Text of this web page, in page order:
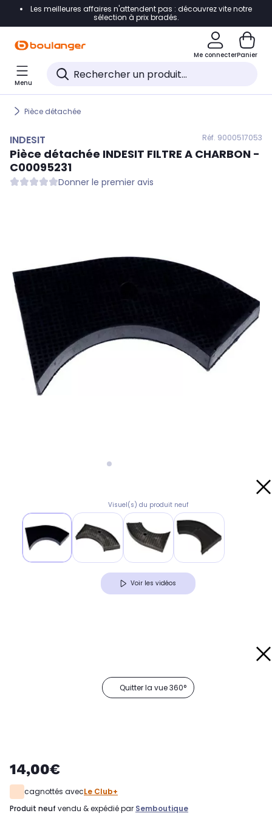
Accéder directement à la navigation
Accéder directement au pied de page
Accéder directement au chatbot
Les meilleures affaires n'attendent pas : découvrez vite notre
sélection à prix bradés.
Me connecterPanier
Menu
Pièce détachée
INDESIT Réf. 9000517053
Pièce détachée INDESIT FILTRE A CHARBON -
C00095231
Donner le premier avis
Visuel(s) du produit neuf
Voir les vidéos
Quitter la vue 360°
14,00€
cagnottés avecLe Club+
produit neuf vendu & expédié par Semboutique